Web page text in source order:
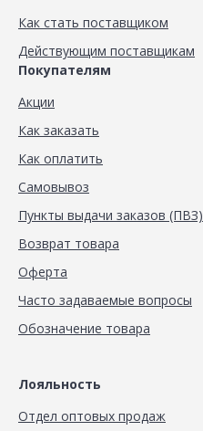
Как стать поставщиком
Действующим поставщикам
Покупателям
Акции
Как заказать
Как оплатить
Самовывоз
Пункты выдачи заказов (ПВЗ)
Возврат товара
Оферта
Часто задаваемые вопросы
Обозначение товара
Лояльность
Отдел оптовых продаж